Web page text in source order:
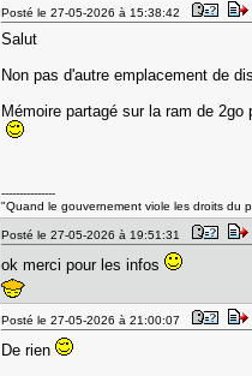
Posté le 27-05-2026 à 15:38:42
Salut
Non pas d'autre emplacement de
Mémoire partagé sur la ram de
---------------
"Quand le gouvernement viole les droits du
Posté le 27-05-2026 à 19:51:31
ok merci pour les infos
Posté le 27-05-2026 à 21:00:07
De rien